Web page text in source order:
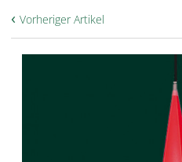
‹ Vorheriger Artikel